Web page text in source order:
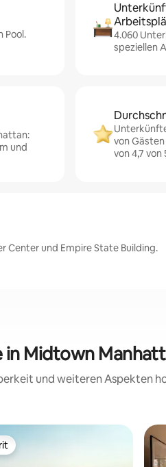
Pool.
4.060
speziellen
und
von
von 4,7 von
Center und Empire State Building.
Midtown
und weiteren Aspekten